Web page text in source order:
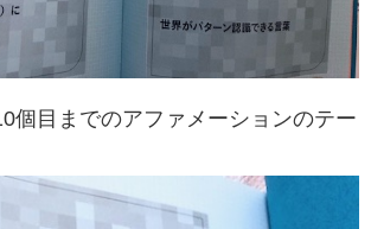
個目までのアファメーションのテー